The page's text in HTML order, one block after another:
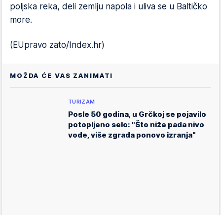
poljska reka, deli zemlju napola i uliva se u Baltičko
more.
(EUpravo zato/Index.hr)
MOŽDA ĆE VAS ZANIMATI
TURIZAM
Posle 50 godina, u Grčkoj se pojavilo
potopljeno selo: "Što niže pada nivo
vode, više zgrada ponovo izranja"